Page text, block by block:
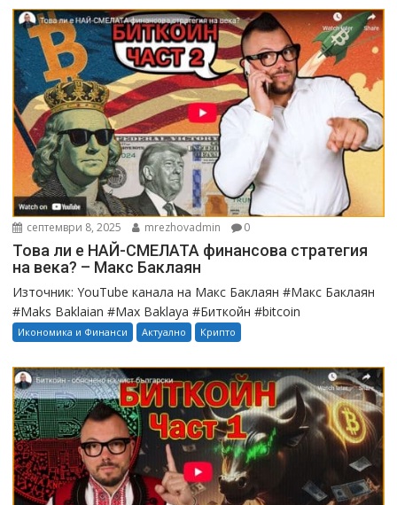
септември 8, 2025 mrezhovadmin 0
Това ли е НАЙ-СМЕЛАТА финансова стратегия
на века? – Макс Баклаян
Източник: YouTube канала на Макс Баклаян #Макс Баклаян
#Maks Baklaian #Max Baklaya #Биткойн #bitcoin
Икономика и Финанси Актуално Крипто